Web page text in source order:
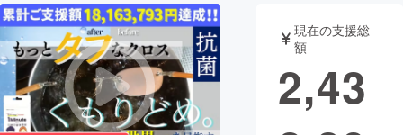
テクノロジー・ガジェット
映像・映画 書籍・雑誌
現在の支援総
額
2,43